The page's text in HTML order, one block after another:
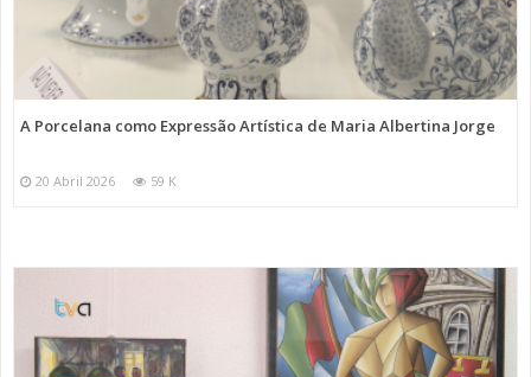
A Porcelana como Expressão Artística de Maria Albertina Jorge
20 Abril 2026 59 K